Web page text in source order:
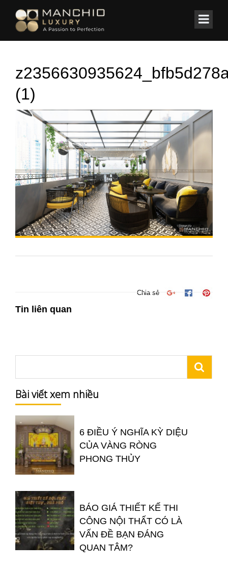
Home/KHÁCH SẠN/ Hotel Blissington 65 Hàng Bè – Hà Nội
(1)
Chia sẻ
Tin liên quan
Bài viết xem nhiều
6 ĐIỀU Ý NGHĨA KỲ DIỆU
CỦA VÀNG RÒNG
PHONG THỦY
BÁO GIÁ THIẾT KẾ THI
CÔNG NỘI THẤT CÓ LÀ
VẤN ĐỀ BẠN ĐÁNG
QUAN TÂM?